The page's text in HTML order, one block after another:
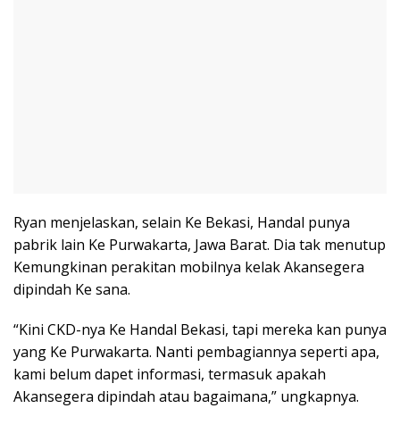
Ryan menjelaskan, selain Ke Bekasi, Handal punya
pabrik lain Ke Purwakarta, Jawa Barat. Dia tak menutup
Kemungkinan perakitan mobilnya kelak Akansegera
dipindah Ke sana.
“Kini CKD-nya Ke Handal Bekasi, tapi mereka kan punya
yang Ke Purwakarta. Nanti pembagiannya seperti apa,
kami belum dapet informasi, termasuk apakah
Akansegera dipindah atau bagaimana,” ungkapnya.